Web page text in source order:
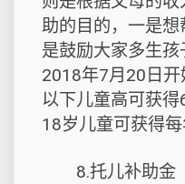
助的目的，一是
是鼓励大家多生
2018年7月20日
以下儿童高可获
18岁儿童可获得每
8.托儿补助金